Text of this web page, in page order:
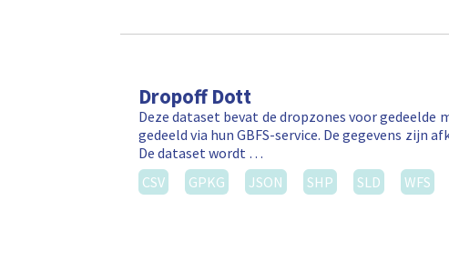
Dropoff Dott
Deze dataset bevat de dropzones voor
gedeeld via hun GBFS-service. De gegevens
De dataset wordt …
CSV
GPKG JSON SHP SLD WFS